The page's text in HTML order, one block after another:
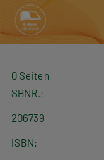
0 Seiten
SBNR.
206739
ISBN